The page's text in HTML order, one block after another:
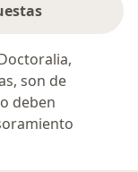
son de
deben